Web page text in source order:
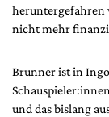
heruntergefahren
nicht mehr
Brunner ist in
und das bislang